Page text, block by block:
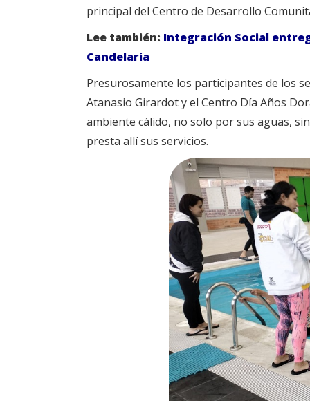
principal del Centro de Desarrollo
Lee también: Integración Social
Candelaria
Presurosamente los participantes de los
Atanasio Girardot y el Centro Día Años
ambiente cálido, no solo por sus aguas,
presta allí sus servicios.